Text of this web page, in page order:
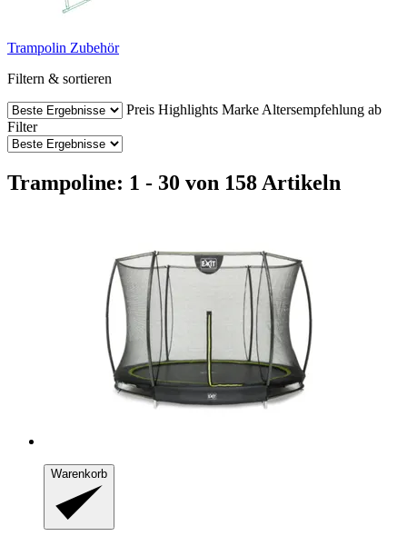
Trampolin Zubehör
Filtern & sortieren
Preis Highlights Marke Altersempfehlung ab
Filter
Trampoline: 1 - 30 von 158 Artikeln
Warenkorb